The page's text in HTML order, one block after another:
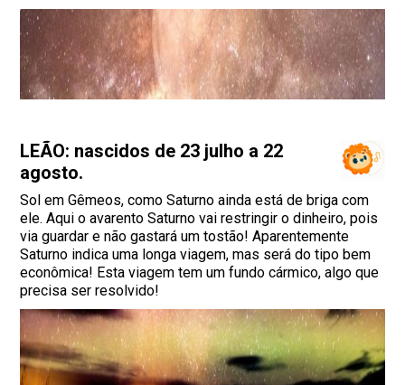
LEÃO: nascidos de 23 julho a 22
agosto.
Sol em Gêmeos, como Saturno ainda está de briga com
ele. Aqui o avarento Saturno vai restringir o dinheiro, pois
via guardar e não gastará um tostão! Aparentemente
Saturno indica uma longa viagem, mas será do tipo bem
econômica! Esta viagem tem um fundo cármico, algo que
precisa ser resolvido!